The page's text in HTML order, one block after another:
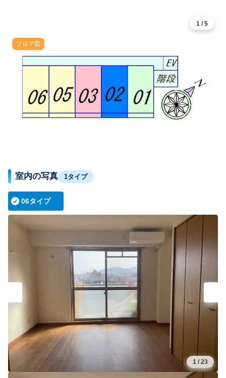
1 /5
フロア図
室内の写真 1タイプ
06タイプ
1 / 23